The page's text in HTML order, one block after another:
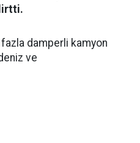
fazla damperli kamyon
ve